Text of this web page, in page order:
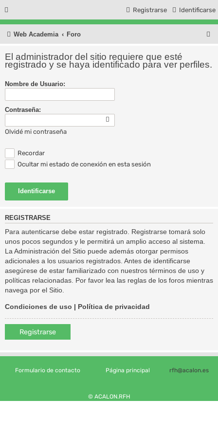
Identificarse
Registrarse
Web Academia Foro
El administrador del sitio requiere que esté
registrado y se haya identificado para ver perfiles.
Nombre de Usuario:
Contraseña:
Olvidé mi contraseña
Recordar
Ocultar mi estado de conexión en esta sesión
REGISTRARSE
Para autenticarse debe estar registrado. Registrarse tomará solo
unos pocos segundos y le permitirá un amplio acceso al sistema.
La Administración del Sitio puede además otorgar permisos
adicionales a los usuarios registrados. Antes de identificarse
asegúrese de estar familiarizado con nuestros términos de uso y
políticas relacionadas. Por favor lea las reglas de los foros mientras
navega por el Sitio.
Condiciones de uso | Política de privacidad
Registrarse
Formulario de contacto Página principal rfh@acalon.es
© ACALON.RFH